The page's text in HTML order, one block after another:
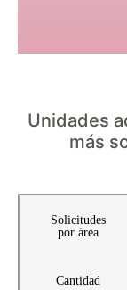
Unidades
más
Solicitudes
por área
Cantidad